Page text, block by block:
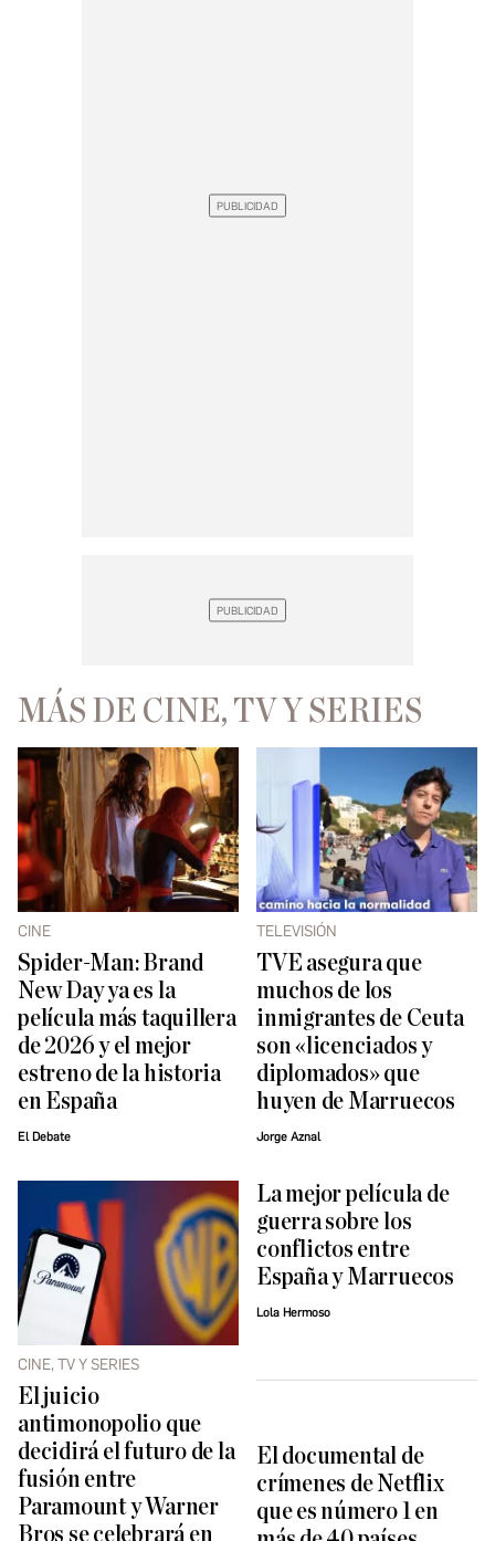
MÁS DE CINE, TV Y SERIES
CINE
Spider-Man: Brand
New Day ya es la
película más taquillera
de 2026 y el mejor
estreno de la historia
en España
El Debate
TELEVISIÓN
TVE asegura que
muchos de los
inmigrantes de Ceuta
son «licenciados y
diplomados» que
huyen de Marruecos
Jorge Aznal
CINE, TV Y SERIES
El juicio
antimonopolio que
decidirá el futuro de la
fusión entre
Paramount y Warner
Bros se celebrará en
La mejor película de
guerra sobre los
conflictos entre
España y Marruecos
Lola Hermoso
El documental de
crímenes de Netflix
que es número 1 en